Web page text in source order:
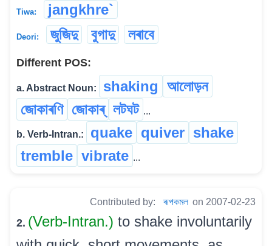
Tiwa: jangkhre`
Deori: জুজিদু বুগাদু লৰাবে
Different POS:
a. Abstract Noun: shaking আলোড়ন
জোকাৰণি জোকাৰ্ লটঘট ...
b. Verb-Intran.: quake quiver shake
tremble vibrate ...
Contributed by: ৰূপকমল on 2007-02-23
2. (Verb-Intran.) to shake involuntarily